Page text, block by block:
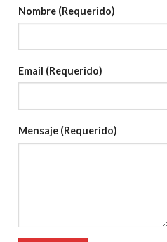
Nombre (Requerido)
Email (Requerido)
Mensaje (Requerido)